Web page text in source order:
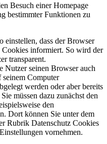
Besuch einer Homepage
bestimmter Funktionen zu
einstellen, dass der Browser
informiert. So wird der
transparent.
Nutzer seinen Browser auch
seinem Computer
werden oder aber bereits
müssen dazu zunächst den
den
Dort können Sie unter dem
Rubrik Datenschutz Cookies
vornehmen.